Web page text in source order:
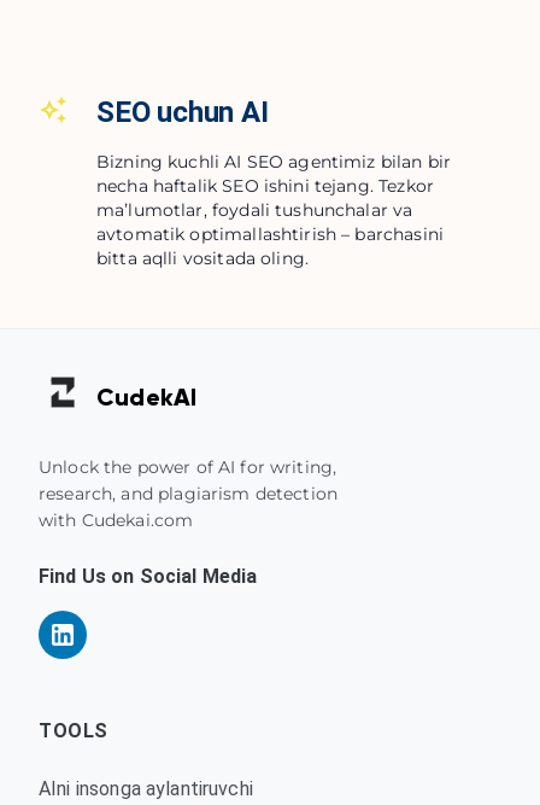
SEO uchun AI
Bizning kuchli AI SEO agentimiz bilan bir
necha haftalik SEO ishini tejang. Tezkor
maʼlumotlar, foydali tushunchalar va
avtomatik optimallashtirish – barchasini
bitta aqlli vositada oling.
CudekAI
Unlock the power of AI for writing,
research, and plagiarism detection
with Cudekai.com
Find Us on Social Media
TOOLS
AIni insonga aylantiruvchi